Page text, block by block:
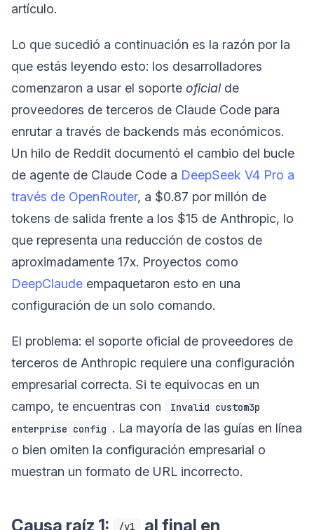
artículo.
Lo que sucedió a continuación es la razón por la
que estás leyendo esto: los desarrolladores
comenzaron a usar el soporte oficialde
proveedores de terceros de Claude Code para
enrutar a través de backends más económicos.
Un hilo de Reddit documentó el cambio del bucle
de agente de Claude Code a DeepSeek V4 Pro a
través de OpenRouter, a $0.87 por millón de
tokens de salida frente a los $15 de Anthropic, lo
que representa una reducción de costos de
aproximadamente 17x. Proyectos como
DeepClaude empaquetaron esto en una
configuración de un solo comando.
El problema: el soporte oficial de proveedores de
terceros de Anthropic requiere una configuración
empresarial correcta. Si te equivocas en un
campo, te encuentras con
Invalid custom3p
enterprise config . La mayoría de las guías en línea
o bien omiten la configuración empresarial o
muestran un formato de URL incorrecto.
Causa raíz 1: /v1 al final en